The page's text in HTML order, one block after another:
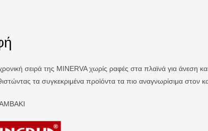
σειρά της ΜΙΝΕRVA χωρίς ραφές στα πλαϊνά για άνεση
τα συγκεκριμένα προϊόντα τα πιο αναγνωρίσιμα στον